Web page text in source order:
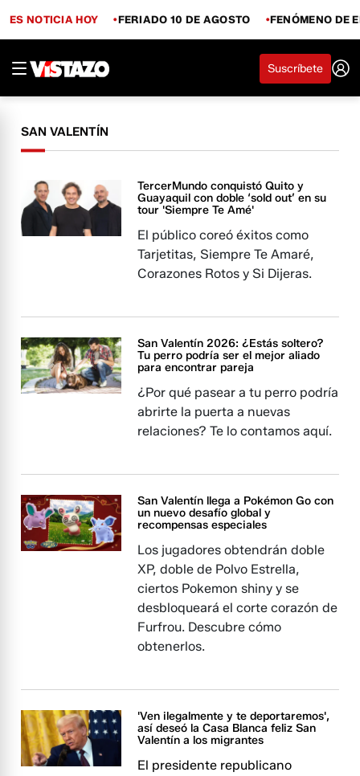
ES NOTICIA HOY FERIADO 10 DE AGOSTO FENÓMENO DE
Suscríbete
SAN VALENTÍN
TercerMundo conquistó Quito y
Guayaquil con doble ‘sold out’ en su
tour 'Siempre Te Amé'
El público coreó éxitos como
Tarjetitas, Siempre Te Amaré,
Corazones Rotos y Si Dijeras.
San Valentín 2026: ¿Estás soltero?
Tu perro podría ser el mejor aliado
para encontrar pareja
¿Por qué pasear a tu perro podría
abrirte la puerta a nuevas
relaciones? Te lo contamos aquí.
San Valentín llega a Pokémon Go con
un nuevo desafío global y
recompensas especiales
Los jugadores obtendrán doble
XP, doble de Polvo Estrella,
ciertos Pokemon shiny y se
desbloqueará el corte corazón de
Furfrou. Descubre cómo
obtenerlos.
'Ven ilegalmente y te deportaremos',
así deseó la Casa Blanca feliz San
Valentín a los migrantes
El presidente republicano